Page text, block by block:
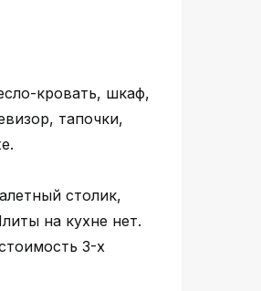
кровать, шкаф,
тапочки,
столик,
на кухне нет.
3-х